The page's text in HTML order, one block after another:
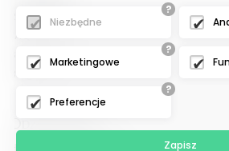
Reklamacje
Samouczek
Blog
?
Niezbędne
?
Marketingowe
?
Preferencje
Zapisz